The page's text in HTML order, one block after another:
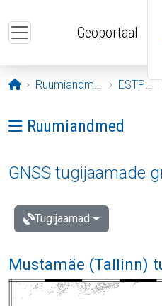
Geoportaal
Avaleht
Ruumiandmed ESTPOS
Ava menüü:
Ruumiandmed
GNSS tugijaamade
Tugijaamad
Mustamäe (Tallinn)